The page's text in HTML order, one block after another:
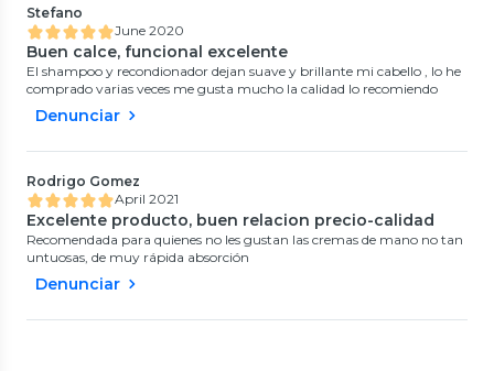
Stefano
June 2020
Buen calce, funcional excelente
El shampoo y recondionador dejan suave y brillante mi cabello , lo he
comprado varias veces me gusta mucho la calidad lo recomiendo
Denunciar
Rodrigo Gomez
April 2021
Excelente producto, buen relacion precio-calidad
Recomendada para quienes no les gustan las cremas de mano no tan
untuosas, de muy rápida absorción
Denunciar